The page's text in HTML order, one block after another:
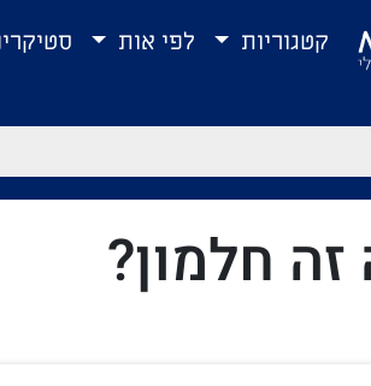
קטגוריות לפי אות
חלמון?